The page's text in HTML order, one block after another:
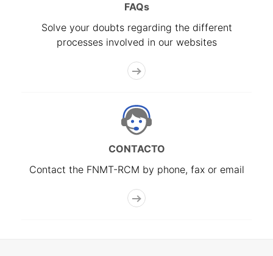
FAQs
Solve your doubts regarding the different
processes involved in our websites
CONTACTO
Contact the FNMT-RCM by phone, fax or email